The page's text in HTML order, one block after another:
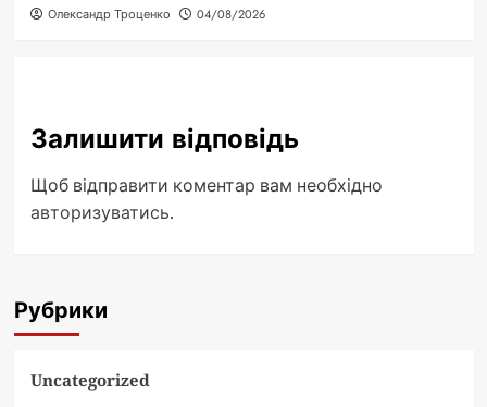
Олександр Троценко 04/08/2026
Залишити відповідь
Щоб відправити коментар вам необхідно
авторизуватись.
Рубрики
Uncategorized